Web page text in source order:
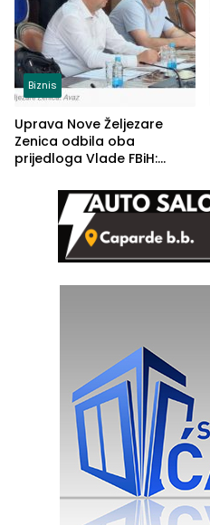
Biznis
Uprava Nove Željezare
Zenica odbila oba
prijedloga Vlade FBiH:
rješenje